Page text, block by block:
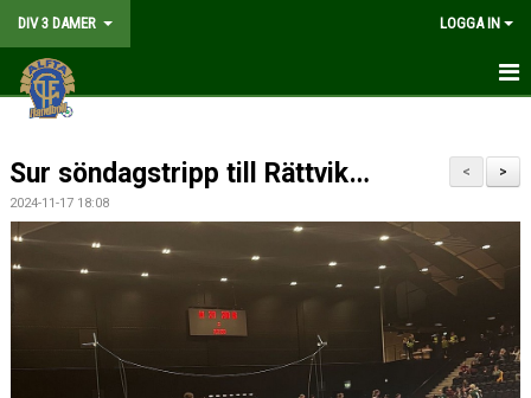
DIV 3 DAMER LOGGA IN
HEM
NYHETER
KALENDER
TRUPPEN
KONTAKT
>
<
Sur söndagstripp till Rättvik…
2024-11-17 18:08